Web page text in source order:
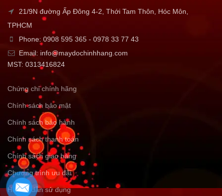
21/9N đường Ấp Đông 4-2, Thới Tam Thôn, Hóc Môn,
TPHCM
Phone: 0908 595 365 - 0978 33 77 43
Email: info@maydochinhhang.com
MST: 0313416824
Chứng chỉ chính hãng
Chính sách bảo mật
Chính sách bảo hành
Chính sách thanh toán
Chính sách giao hàng
Chương trình ưu đãi
Hướng dẫn sử dụng